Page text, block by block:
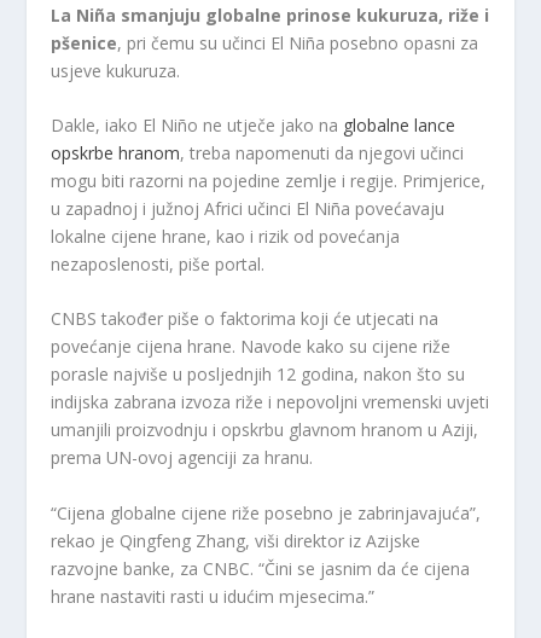
La Niña smanjuju globalne prinose kukuruza, riže i
pšenice, pri čemu su učinci El Niña posebno opasni za
usjeve kukuruza.
Dakle, iako El Niño ne utječe jako na globalne lance
opskrbe hranom, treba napomenuti da njegovi učinci
mogu biti razorni na pojedine zemlje i regije. Primjerice,
u zapadnoj i južnoj Africi učinci El Niña povećavaju
lokalne cijene hrane, kao i rizik od povećanja
nezaposlenosti, piše portal.
CNBS također piše o faktorima koji će utjecati na
povećanje cijena hrane. Navode kako su cijene riže
porasle najviše u posljednjih 12 godina, nakon što su
indijska zabrana izvoza riže i nepovoljni vremenski uvjeti
umanjili proizvodnju i opskrbu glavnom hranom u Aziji,
prema UN-ovoj agenciji za hranu.
“Cijena globalne cijene riže posebno je zabrinjavajuća”,
rekao je Qingfeng Zhang, viši direktor iz Azijske
razvojne banke, za CNBC. “Čini se jasnim da će cijena
hrane nastaviti rasti u idućim mjesecima.”